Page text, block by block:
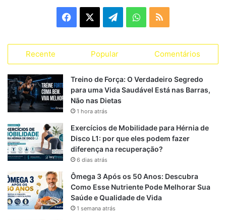
e
b
o
k
e
g
a
W
t
p
S
Recente Popular Comentários
Treino de Força: O Verdadeiro Segredo
para uma Vida Saudável Está nas Barras,
Não nas Dietas
1 hora atrás
Exercícios de Mobilidade para Hérnia de
Disco L1: por que eles podem fazer
diferença na recuperação?
6 dias atrás
Ômega 3 Após os 50 Anos: Descubra
Como Esse Nutriente Pode Melhorar Sua
Saúde e Qualidade de Vida
1 semana atrás